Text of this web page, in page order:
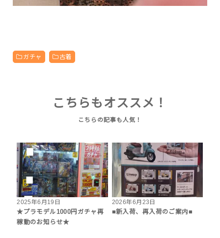
ガチャ 古着
こちらもオススメ！
2025年6月19日
★プラモデル1000円ガチャ再
稼動のお知らせ★
2026年6月23日
■新入荷、再入荷のご案内■